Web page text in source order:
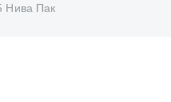
Нива Пак